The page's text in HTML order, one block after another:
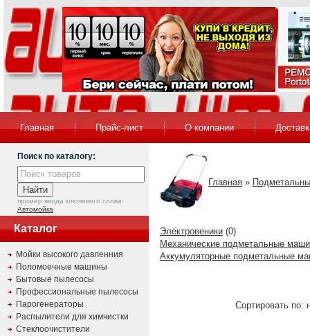
Главная Прайс-лист О компании
Поиск по каталогу:
пример ввода ключевого слова:
Автомойка
Каталог
Мойки высокого давленния
Поломоечные машины
Бытовые пылесосы
Профессиональные пылесосы
Парогенераторы
Распылители для химчистки
Стеклоочистители
Главная »
Электровеники (0)
Механические подметальные
Аккумуляторные подметальные
Сортировать по: